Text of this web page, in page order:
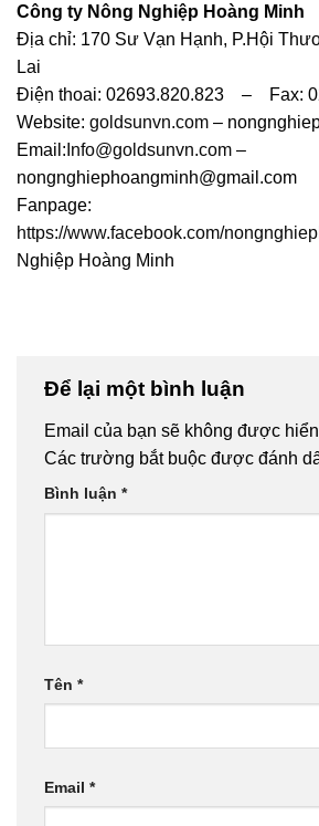
Công ty Nông Nghiệp Hoàng Minh
Địa chỉ: 170 Sư Vạn Hạnh, P.Hội
Lai
Điện thoai: 02693.820.823 – Fax:
Website: goldsunvn.com –
Email: Info@goldsunvn.com –
nongnghiephoangminh@gmail.com
Fanpage:
https://www.facebook.com/
Nghiệp Hoàng Minh
Để lại một bình luận
Email của bạn sẽ không được
Các trường bắt buộc được đánh
Bình luận *
Tên *
Email *